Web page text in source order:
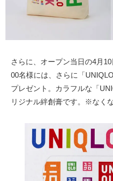
さらに、オープン当日の4月
00名様には、さらに「
プレゼント。カラフルな「
リジナル絆創膏です。※なく